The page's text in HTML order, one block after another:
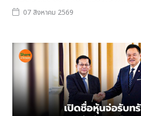
07 สิงหาคม 2569